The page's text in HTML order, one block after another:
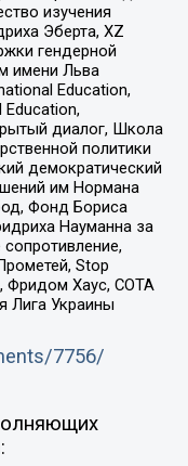
изучения
Эберта, XZ
гендерной
имени Льва
Education,
диалог, Школа
политики
демократический
им Нормана
Фонд Бориса
Науманна за
Stop
Фридом Хаус, СОТА
Лига Украины
7756/